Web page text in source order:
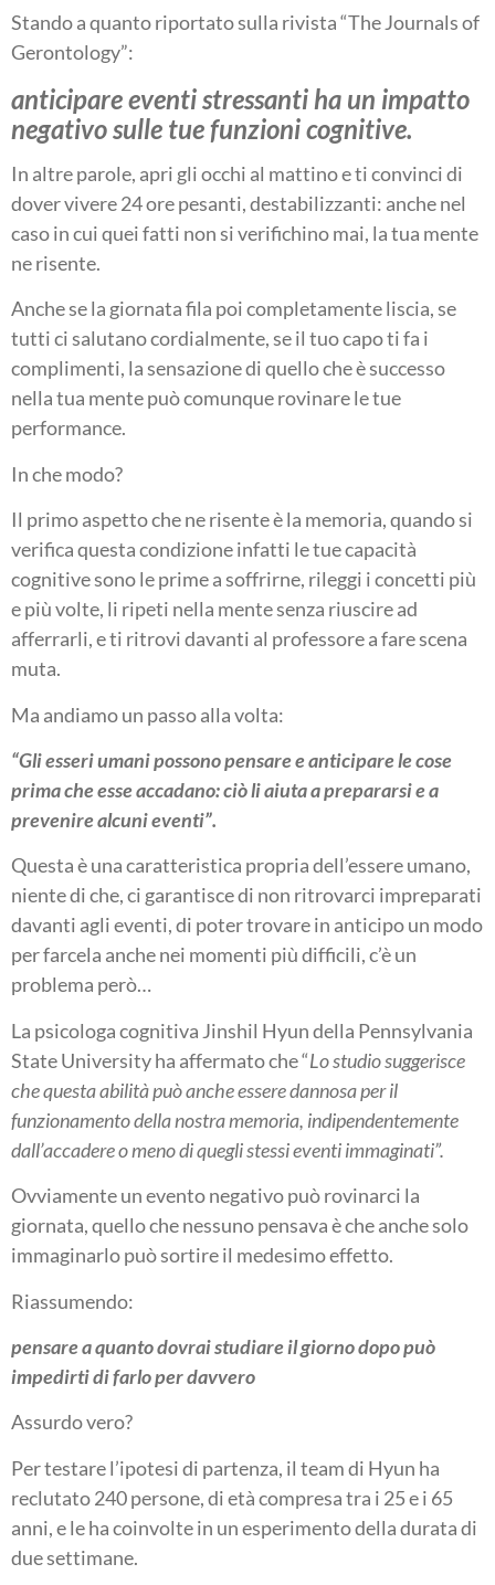
Stando a quanto riportato sulla rivista “The Journals of
Gerontology”:
anticipare eventi stressanti ha un impatto
negativo sulle tue funzioni cognitive.
In altre parole, apri gli occhi al mattino e ti convinci di
dover vivere 24 ore pesanti, destabilizzanti: anche nel
caso in cui quei fatti non si verifichino mai, la tua mente
ne risente.
Anche se la giornata fila poi completamente liscia, se
tutti ci salutano cordialmente, se il tuo capo ti fa i
complimenti, la sensazione di quello che è successo
nella tua mente può comunque rovinare le tue
performance.
In che modo?
Il primo aspetto che ne risente è la memoria, quando si
verifica questa condizione infatti le tue capacità
cognitive sono le prime a soffrirne, rileggi i concetti più
e più volte, li ripeti nella mente senza riuscire ad
afferrarli, e ti ritrovi davanti al professore a fare scena
muta.
Ma andiamo un passo alla volta:
“Gli esseri umani possono pensare e anticipare le cose
prima che esse accadano: ciò li aiuta a prepararsi e a
prevenire alcuni eventi”.
Questa è una caratteristica propria dell’essere umano,
niente di che, ci garantisce di non ritrovarci impreparati
davanti agli eventi, di poter trovare in anticipo un modo
per farcela anche nei momenti più difficili, c’è un
problema però…
La psicologa cognitiva Jinshil Hyun della Pennsylvania
State University ha affermato che “Lo studio suggerisce
che questa abilità può anche essere dannosa per il
funzionamento della nostra memoria, indipendentemente
dall’accadere o meno di quegli stessi eventi immaginati”.
Ovviamente un evento negativo può rovinarci la
giornata, quello che nessuno pensava è che anche solo
immaginarlo può sortire il medesimo effetto.
Riassumendo:
pensare a quanto dovrai studiare il giorno dopo può
impedirti di farlo per davvero
Assurdo vero?
Per testare l’ipotesi di partenza, il team di Hyun ha
reclutato 240 persone, di età compresa tra i 25 e i 65
anni, e le ha coinvolte in un esperimento della durata di
due settimane.